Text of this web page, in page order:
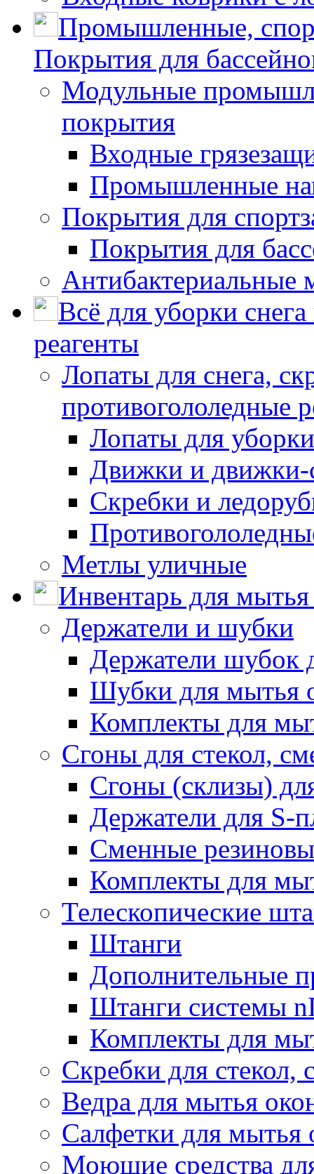
Промышленные,
Покрытия для
Модульные
покрытия
Входные
Промышленные
Покрытия для
Покрытия для
Антибактериальные
Всё для уборки
реагенты
Лопаты для снега,
противогололедные
Лопаты для
Движки и движки-
Скребки и
Метлы уличные
Инвентарь для мытья
Держатели и шубки
Держатели шубок
Шубки для мытья
Комплекты для
Сгоны для стекол,
Сгоны (склизы)
Держатели для S-
Сменные
Комплекты для
Телескопические
Штанги
Дополнительные
Штанги системы
Комплекты для
Скребки для стекол,
Ведра для мытья
Салфетки для мытья
Моющие средства